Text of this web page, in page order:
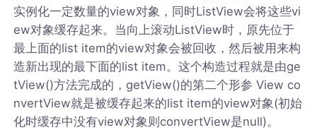
实例化一定数量的view对象，同时ListView会将这些vi
ew对象缓存起来。当向上滚动ListView时，原先位于
最上面的list item的view对象会被回收，然后被用来构
造新出现的最下面的list item。这个构造过程就是由ge
tView()方法完成的，getView()的第二个形参 View co
nvertView就是被缓存起来的list item的view对象(初始
化时缓存中没有view对象则convertView是null)。